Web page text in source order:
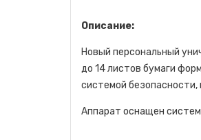
Описание:
Новый персональный
до 14 листов бумаги
системой
Аппарат оснащен